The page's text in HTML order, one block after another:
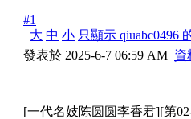
#1
大 中 小 只顯示 qiuabc0496
發表於 2025-6-7 06:59 AM 資
[一代名妓陈圆圆李香君][第